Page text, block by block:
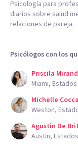
Psicología para
diarios sobre salud
relaciones de pareja.
Psicólogos con los
Priscila
Miami,
Michelle
Weston,
Agustin De
Austin,